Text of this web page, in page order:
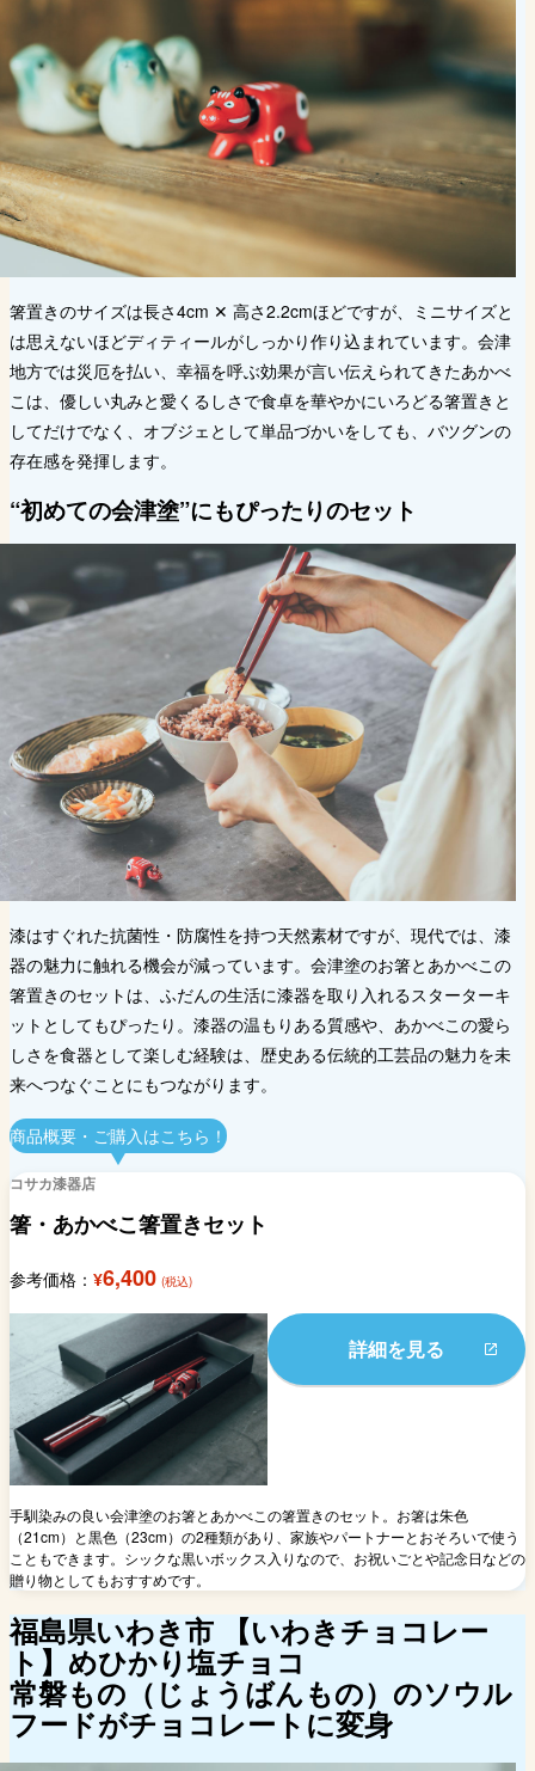
箸置きのサイズは長さ4cm ✕ 高さ2.2cmほどですが、ミニサイズと
は思えないほどディティールがしっかり作り込まれています。会津
地方では災厄を払い、幸福を呼ぶ効果が言い伝えられてきたあかべ
こは、優しい丸みと愛くるしさで食卓を華やかにいろどる箸置きと
してだけでなく、オブジェとして単品づかいをしても、バツグンの
存在感を発揮します。
“初めての会津塗”にもぴったりのセット
漆はすぐれた抗菌性・防腐性を持つ天然素材ですが、現代では、漆
器の魅力に触れる機会が減っています。会津塗のお箸とあかべこの
箸置きのセットは、ふだんの生活に漆器を取り入れるスターターキ
ットとしてもぴったり。漆器の温もりある質感や、あかべこの愛ら
しさを食器として楽しむ経験は、歴史ある伝統的工芸品の魅力を未
来へつなぐことにもつながります。
商品概要・ご購入はこちら！
コサカ漆器店
箸・あかべこ箸置きセット
参考価格： ¥6,400 (税込)
詳細を見る
手馴染みの良い会津塗のお箸とあかべこの箸置きのセット。お箸は朱色
（21cm）と黒色（23cm）の2種類があり、家族やパートナーとおそろいで使う
こともできます。シックな黒いボックス入りなので、お祝いごとや記念日などの
贈り物としてもおすすめです。
福島県いわき市 【いわきチョコレー
ト】めひかり塩チョコ
常磐もの（じょうばんもの）のソウル
フードがチョコレートに変身